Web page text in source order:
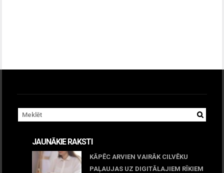
JAUNĀKIE RAKSTI
KĀPĒC ARVIEN VAIRĀK CILVĒKU
PAĻAUJAS UZ DIGITĀLAJIEM RĪKIEM